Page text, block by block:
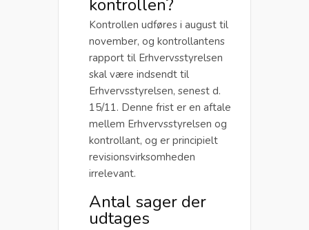
kontrollen?
Kontrollen udføres i august til
november, og kontrollantens
rapport til Erhvervsstyrelsen
skal være indsendt til
Erhvervsstyrelsen, senest d.
15/11. Denne frist er en aftale
mellem Erhvervsstyrelsen og
kontrollant, og er principielt
revisionsvirksomheden
irrelevant.
Antal sager der
udtages